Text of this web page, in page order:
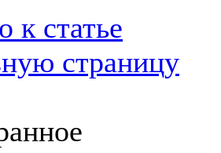
к статье
страницу